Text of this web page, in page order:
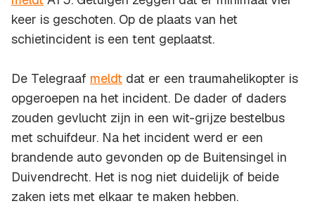
keer is geschoten. Op de plaats van het
schietincident is een tent geplaatst.
De Telegraaf meldt dat er een traumahelikopter is
opgeroepen na het incident. De dader of daders
zouden gevlucht zijn in een wit-grijze bestelbus
met schuifdeur. Na het incident werd er een
brandende auto gevonden op de Buitensingel in
Duivendrecht. Het is nog niet duidelijk of beide
zaken iets met elkaar te maken hebben.